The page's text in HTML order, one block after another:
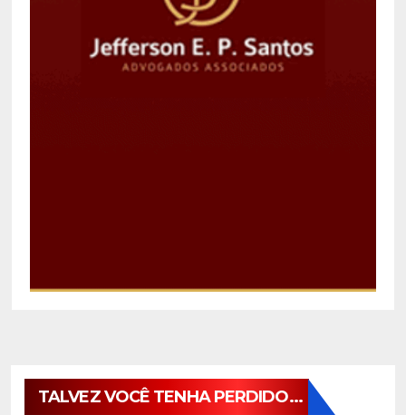
TALVEZ VOCÊ TENHA PERDIDO...